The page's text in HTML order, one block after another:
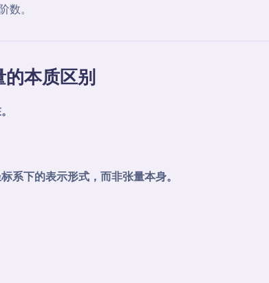
数。
本质区别
系下的表示形式，而非张量本身。